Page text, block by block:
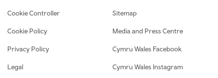
Cookie Controller
Cookie Policy
Privacy Policy
Legal
Sitemap
Media and Press Centre
Cymru Wales Facebook
Cymru Wales Instagram